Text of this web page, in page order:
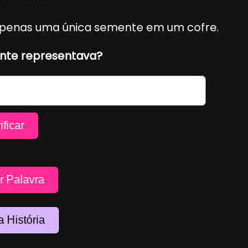
uma única semente em um cofre.
representava?
Palavra
História